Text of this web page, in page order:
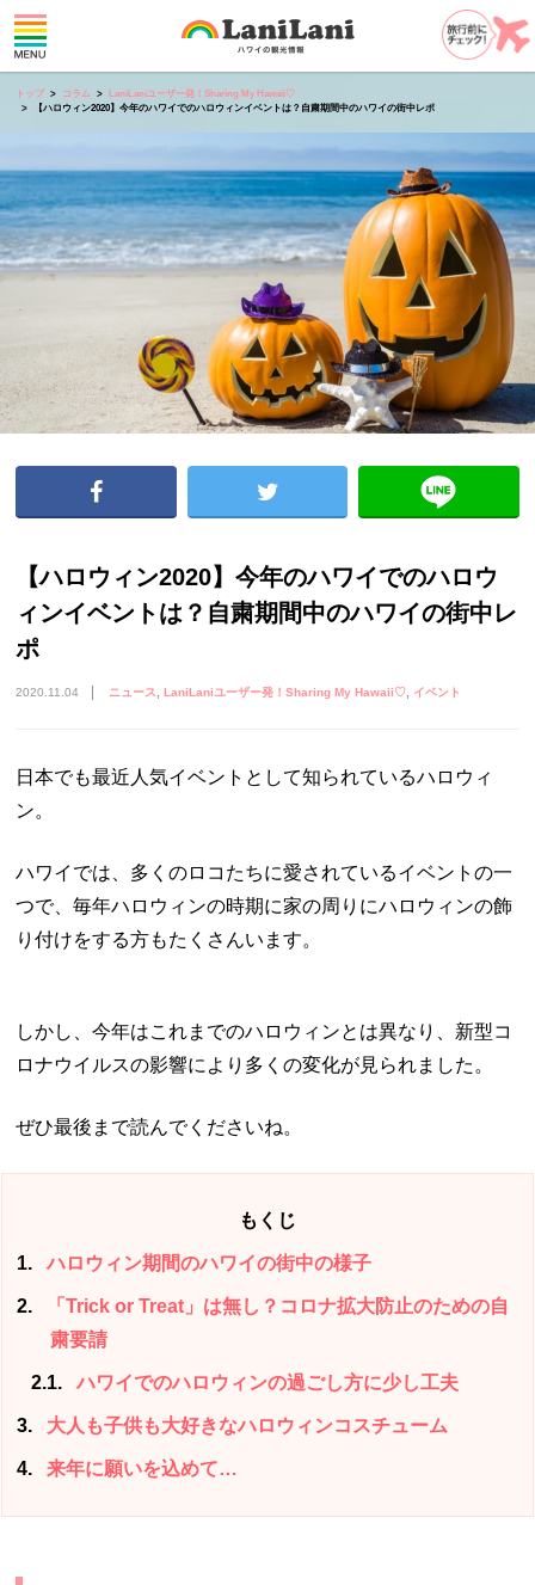
トップ コラム
LaniLaniユーザー発！Sharing My Hawaii♡
【ハロウィン2020】今年のハワイでのハロウィンイベントは？自粛期間中のハワイの街中レポ
【ハロウィン2020】今年のハワイでのハロウ
ィンイベントは？自粛期間中のハワイの街中レ
ポ
2020.11.04 ニュース LaniLaniユーザー発！Sharing My Hawaii♡ イベント
日本でも最近人気イベントとして知られているハロウィ
ン。
ハワイでは、多くのロコたちに愛されているイベントの一
つで、毎年ハロウィンの時期に家の周りにハロウィンの飾
り付けをする方もたくさんいます。
しかし、今年はこれまでのハロウィンとは異なり、新型コ
ロナウイルスの影響により多くの変化が見られました。
ぜひ最後まで読んでくださいね。
もくじ
1 ハロウィン期間のハワイの街中の様子
2
「Trick or Treat」は無し？コロナ拡大防止のための自
粛要請
2.1 ハワイでのハロウィンの過ごし方に少し工夫
3 大人も子供も大好きなハロウィンコスチューム
4 来年に願いを込めて…